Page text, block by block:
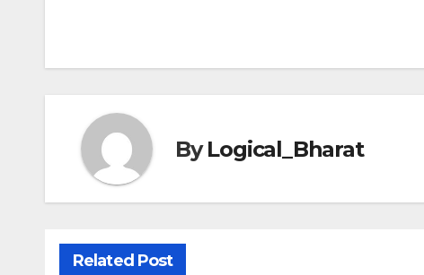
ByLogical_Bharat
Related Post